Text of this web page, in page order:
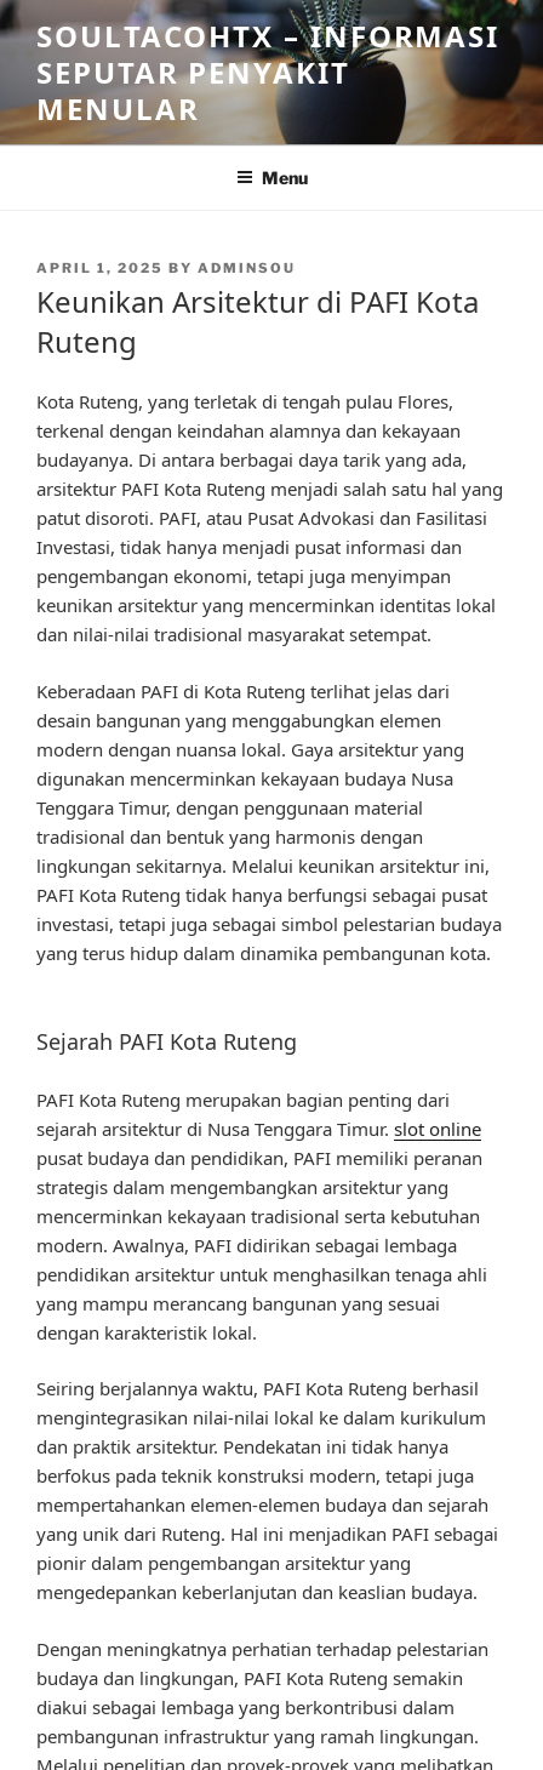
Skip
to
content
SOULTACOHTX – INFORMASI
SEPUTAR PENYAKIT
MENULAR
Menu
POSTED
APRIL 1, 2025 BY ADMINSOU
Keunikan Arsitektur di PAFI Kota
Ruteng
Kota Ruteng, yang terletak di tengah pulau Flores,
terkenal dengan keindahan alamnya dan kekayaan
budayanya. Di antara berbagai daya tarik yang ada,
arsitektur PAFI Kota Ruteng menjadi salah satu hal yang
patut disoroti. PAFI, atau Pusat Advokasi dan Fasilitasi
Investasi, tidak hanya menjadi pusat informasi dan
pengembangan ekonomi, tetapi juga menyimpan
keunikan arsitektur yang mencerminkan identitas lokal
dan nilai-nilai tradisional masyarakat setempat.
Keberadaan PAFI di Kota Ruteng terlihat jelas dari
desain bangunan yang menggabungkan elemen
modern dengan nuansa lokal. Gaya arsitektur yang
digunakan mencerminkan kekayaan budaya Nusa
Tenggara Timur, dengan penggunaan material
tradisional dan bentuk yang harmonis dengan
lingkungan sekitarnya. Melalui keunikan arsitektur ini,
PAFI Kota Ruteng tidak hanya berfungsi sebagai pusat
investasi, tetapi juga sebagai simbol pelestarian budaya
yang terus hidup dalam dinamika pembangunan kota.
Sejarah PAFI Kota Ruteng
PAFI Kota Ruteng merupakan bagian penting dari
sejarah arsitektur di Nusa Tenggara Timur. slot online
pusat budaya dan pendidikan, PAFI memiliki peranan
strategis dalam mengembangkan arsitektur yang
mencerminkan kekayaan tradisional serta kebutuhan
modern. Awalnya, PAFI didirikan sebagai lembaga
pendidikan arsitektur untuk menghasilkan tenaga ahli
yang mampu merancang bangunan yang sesuai
dengan karakteristik lokal.
Seiring berjalannya waktu, PAFI Kota Ruteng berhasil
mengintegrasikan nilai-nilai lokal ke dalam kurikulum
dan praktik arsitektur. Pendekatan ini tidak hanya
berfokus pada teknik konstruksi modern, tetapi juga
mempertahankan elemen-elemen budaya dan sejarah
yang unik dari Ruteng. Hal ini menjadikan PAFI sebagai
pionir dalam pengembangan arsitektur yang
mengedepankan keberlanjutan dan keaslian budaya.
Dengan meningkatnya perhatian terhadap pelestarian
budaya dan lingkungan, PAFI Kota Ruteng semakin
diakui sebagai lembaga yang berkontribusi dalam
pembangunan infrastruktur yang ramah lingkungan.
Melalui penelitian dan proyek-proyek yang melibatkan